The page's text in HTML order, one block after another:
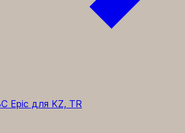
Epic для KZ, TR